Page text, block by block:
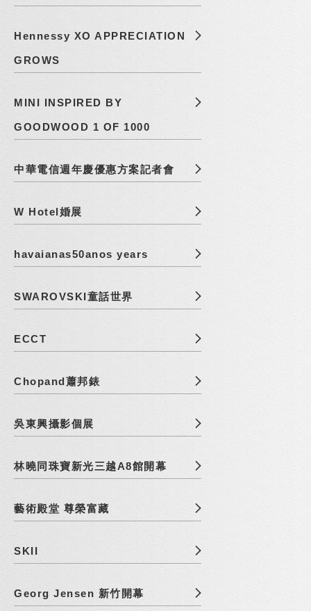
Hennessy XO APPRECIATION
GROWS
MINI INSPIRED BY
GOODWOOD 1 OF 1000
中華電信週年慶優惠方案記者會
W Hotel婚展
havaianas50anos years
SWAROVSKI童話世界
ECCT
Chopand蕭邦錶
吳東興攝影個展
林曉同珠寶新光三越A8館開幕
藝術殿堂 尊榮富藏
SKII
Georg Jensen 新竹開幕